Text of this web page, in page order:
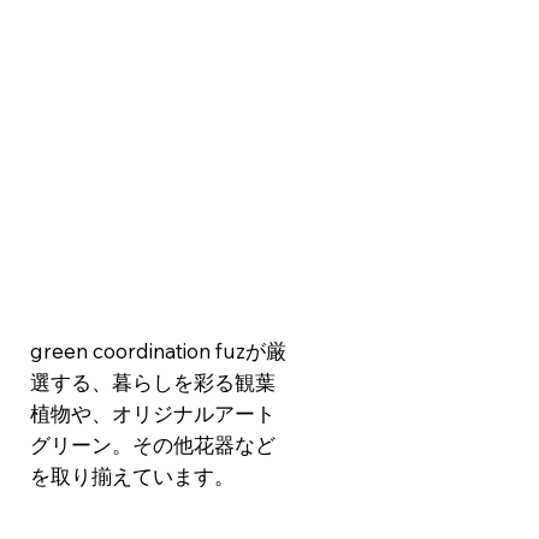
green coordination fuzが厳
選する、暮らしを彩る観葉
植物や、オリジナルアート
グリーン。​その他花器など
を取り揃えています。